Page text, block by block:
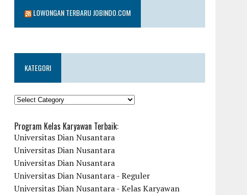
LOWONGAN TERBARU JOBINDO.COM
KATEGORI
KATEGORI
Program Kelas Karyawan Terbaik:
Universitas Dian Nusantara
Universitas Dian Nusantara
Universitas Dian Nusantara
Universitas Dian Nusantara - Reguler
Universitas Dian Nusantara - Kelas Karyawan